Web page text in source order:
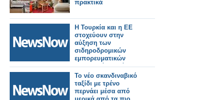
πρακτικά
Η Τουρκία και η ΕΕ
στοχεύουν στην
αύξηση των
σιδηροδρομικών
εμπορευματικών
μεταφορών κατά
μήκος του Μεσαίου
Διαδρόμου.
Το νέο σκανδιναβικό
ταξίδι με τρένο
περνάει μέσα από